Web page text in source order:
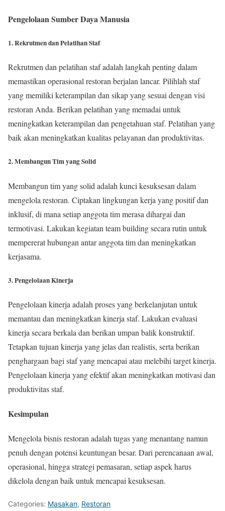
Pengelolaan Sumber Daya Manusia
1. Rekrutmen dan Pelatihan Staf
Rekrutmen dan pelatihan staf adalah langkah penting dalam
memastikan operasional restoran berjalan lancar. Pilihlah staf
yang memiliki keterampilan dan sikap yang sesuai dengan visi
restoran Anda. Berikan pelatihan yang memadai untuk
meningkatkan keterampilan dan pengetahuan staf. Pelatihan yang
baik akan meningkatkan kualitas pelayanan dan produktivitas.
2. Membangun Tim yang Solid
Membangun tim yang solid adalah kunci kesuksesan dalam
mengelola restoran. Ciptakan lingkungan kerja yang positif dan
inklusif, di mana setiap anggota tim merasa dihargai dan
termotivasi. Lakukan kegiatan team building secara rutin untuk
mempererat hubungan antar anggota tim dan meningkatkan
kerjasama.
3. Pengelolaan Kinerja
Pengelolaan kinerja adalah proses yang berkelanjutan untuk
memantau dan meningkatkan kinerja staf. Lakukan evaluasi
kinerja secara berkala dan berikan umpan balik konstruktif.
Tetapkan tujuan kinerja yang jelas dan realistis, serta berikan
penghargaan bagi staf yang mencapai atau melebihi target kinerja.
Pengelolaan kinerja yang efektif akan meningkatkan motivasi dan
produktivitas staf.
Kesimpulan
Mengelola bisnis restoran adalah tugas yang menantang namun
penuh dengan potensi keuntungan besar. Dari perencanaan awal,
operasional, hingga strategi pemasaran, setiap aspek harus
dikelola dengan baik untuk mencapai kesuksesan.
Categories: Masakan, Restoran